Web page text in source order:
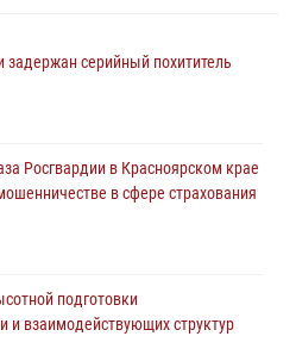
задержан серийный похититель
Росгвардии в Красноярском крае
в сфере страхования
подготовки
и взаимодействующих структур